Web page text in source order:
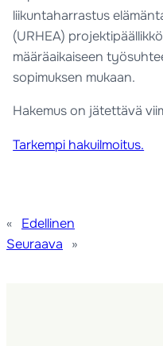
liikuntaharrastus
(URHEA)
määräaikaiseen
sopimuksen mukaan.
Hakemus on jätettävä
Tarkempi hakuilmoitus.
«
Edellinen
Seuraava
»